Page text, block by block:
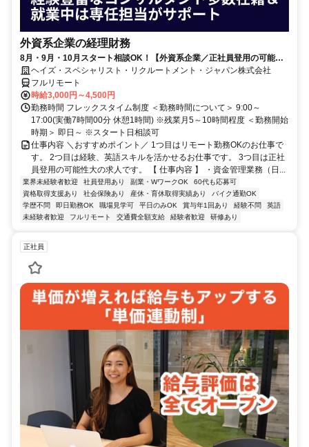
外資系企業の経理財務
8月・9月・10月スタート相談OK！【外資系企業／正社員登用の可能性
大／700万～800万／リモート勤務OK】経理財務
ヘイズ・スペシャリスト・リクルートメント・ジャパン株式会社
フルリモート
時給3,000円～4,500円
勤務時間 フレックスタイム制度 ＜勤務時間について＞ 9:00～
17:00(実働7時間00分 休憩1時間) ※残業月5～10時間程度 ＜勤務開始
時期＞ 即日～ ※スタート日相談可
仕事内容 ＼おすすめポイント／ 1つ目はリモート勤務OKのお仕事で
す。 2つ目は経験、英語スキルを活かせるお仕事です。 3つ目は正社
員登用の可能性大の求人です。 【 仕事内容 】 ・資金管理業務（日...
業界未経験者歓迎 社員登用あり 副業・WワークOK
60代も応募可
資格取得支援あり
社会保険あり 産休・育休取得実績あり
バイク通勤OK
学歴不問
即日勤務OK 職場見学可 平日のみOK 賞与年1回あり 経験不問
英語
未経験者歓迎
フルリモート 交通費全額支給 経験者歓迎 研修あり
正社員